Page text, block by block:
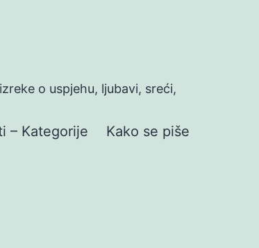
o uspjehu, ljubavi, sreći,
– Kategorije Kako se piše